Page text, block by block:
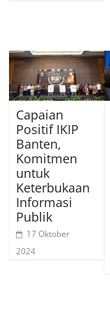
Capaian
Positif IKIP
Banten,
Komitmen
untuk
Keterbukaan
Informasi
Publik
17 Oktober
2024